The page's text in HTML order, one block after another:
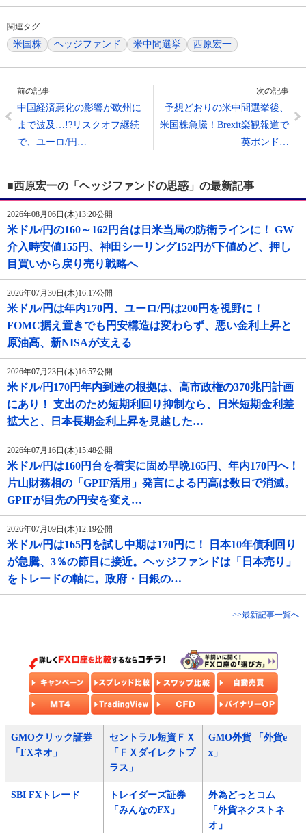
関連タグ
米国株 ヘッジファンド 米中間選挙 西原宏一
前の記事
中国経済悪化の影響が欧州に
まで波及…!?リスクオフ継続
で、ユーロ/円…
次の記事
予想どおりの米中間選挙後、
米国株急騰！Brexit楽観報道で
英ポンド…
■西原宏一の「ヘッジファンドの思惑」の最新記事
2026年08月06日(木)13:20公開
米ドル/円の160～162円台は日米当局の防衛ラインに！ GW
介入時安値155円、神田シーリング152円が下値めど、押し
目買いから戻り売り戦略へ
2026年07月30日(木)16:17公開
米ドル/円は年内170円、ユーロ/円は200円を視野に！
FOMC据え置きでも円安構造は変わらず、悪い金利上昇と
原油高、新NISAが支える
2026年07月23日(木)16:57公開
米ドル/円170円年内到達の根拠は、高市政権の370兆円計画
にあり！ 支出のため短期利回り抑制なら、日米短期金利差
拡大と、日本長期金利上昇を見越した…
2026年07月16日(木)15:48公開
米ドル/円は160円台を着実に固め早晩165円、年内170円へ！
片山財務相の「GPIF活用」発言による円高は数日で消滅。
GPIFが目先の円安を変え…
2026年07月09日(木)12:19公開
米ドル/円は165円を試し中期は170円に！ 日本10年債利回り
が急騰、3％の節目に接近。ヘッジファンドは「日本売り」
をトレードの軸に。政府・日銀の…
>>最新記事一覧へ
GMOクリック証券
「FXネオ」
セントラル短資ＦＸ
「ＦＸダイレクトプ
ラス」
GMO外貨 「外貨e
x」
SBI FXトレード
トレイダーズ証券
「みんなのFX」
外為どっとコム
「外貨ネクストネ
オ」